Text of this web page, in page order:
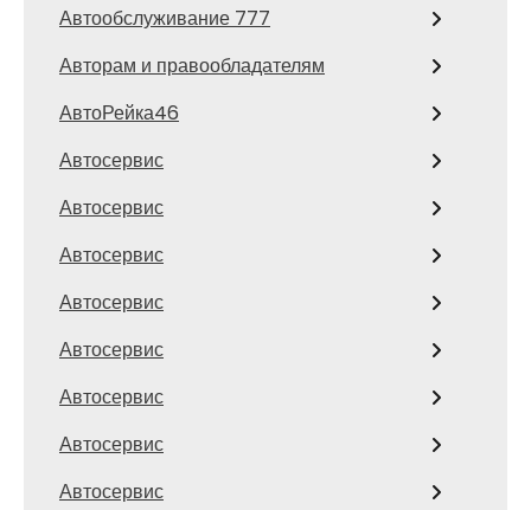
Автообслуживание 777
Авторам и правообладателям
АвтоРейка46
Автосервис
Автосервис
Автосервис
Автосервис
Автосервис
Автосервис
Автосервис
Автосервис